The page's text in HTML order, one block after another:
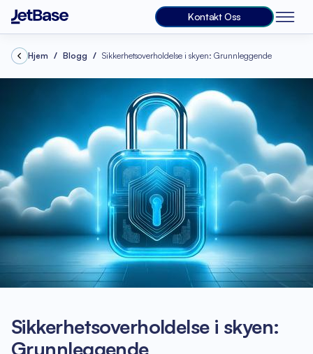
Kontakt Oss
Hjem Blogg Sikkerhetsoverholdelse i skyen: Grunnleggende
Sikkerhetsoverholdelse i skyen:
Grunnleggende